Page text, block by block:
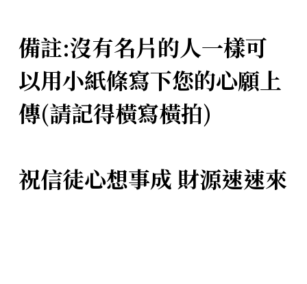
備註:沒有名片的人一樣可
以用小紙條寫下您的心願上
傳(請記得橫寫橫拍)
祝信徒心想事成 財源速速來